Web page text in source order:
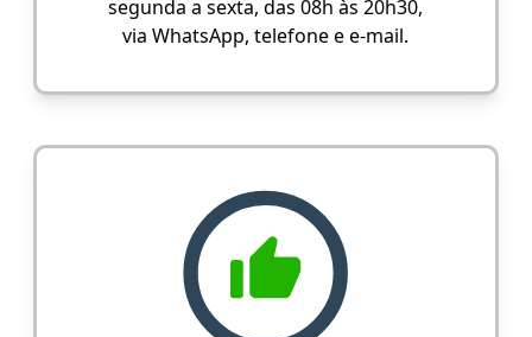
segunda a sexta, das 08h às 20h30,
via WhatsApp, telefone e e-mail.